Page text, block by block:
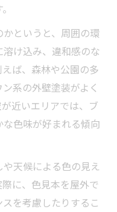
というと、周囲の環
け込み、違和感のな
ば、森林や公園の多
系の外壁塗装がよく
近いエリアでは、ブ
色味が好まれる傾向
天候による色の見え
に、色見本を屋外で
を考慮したりするこ